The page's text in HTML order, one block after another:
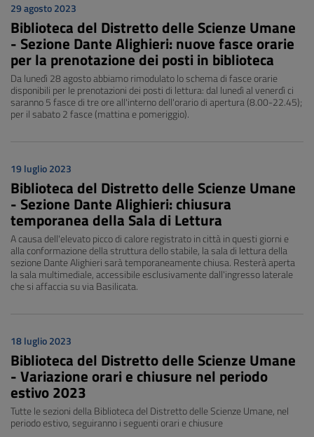
29 agosto 2023
Biblioteca del Distretto delle Scienze Umane
- Sezione Dante Alighieri: nuove fasce orarie
per la prenotazione dei posti in biblioteca
Da lunedì 28 agosto abbiamo rimodulato lo schema di fasce orarie
disponibili per le prenotazioni dei posti di lettura: dal lunedì al venerdì ci
saranno 5 fasce di tre ore all'interno dell'orario di apertura (8.00-22.45);
per il sabato 2 fasce (mattina e pomeriggio).
19 luglio 2023
Biblioteca del Distretto delle Scienze Umane
- Sezione Dante Alighieri: chiusura
temporanea della Sala di Lettura
A causa dell'elevato picco di calore registrato in città in questi giorni e
alla conformazione della struttura dello stabile, la sala di lettura della
sezione Dante Alighieri sarà temporaneamente chiusa. Resterà aperta
la sala multimediale, accessibile esclusivamente dall'ingresso laterale
che si affaccia su via Basilicata.
18 luglio 2023
Biblioteca del Distretto delle Scienze Umane
- Variazione orari e chiusure nel periodo
estivo 2023
Tutte le sezioni della Biblioteca del Distretto delle Scienze Umane, nel
periodo estivo, seguiranno i seguenti orari e chiusure